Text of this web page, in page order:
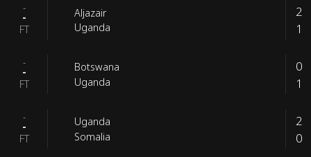
-
-
FT
Aljazair
Uganda
2
1
-
-
FT
Botswana
Uganda
0
1
-
-
FT
Uganda
Somalia
2
0